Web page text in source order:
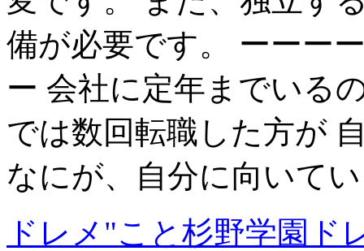
備が必要です。 ーーー
ー 会社に定年までいる
では数回転職した方が
なにが、自分に向いて
ドレメ"こと杉野学園ド